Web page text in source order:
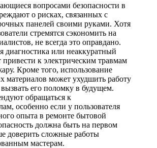
вопросами безопасности в
о рисках, связанных с
панелей своими руками. Хотя
стремятся сэкономить на
не всегда это оправдано.
диагностика или неаккуратный
привести к электрическим травмам
Кроме того, использование
материалов может ухудшить работу
его поломку в будущем.
обращаться к
особенно если у пользователя
опыта в ремонте бытовой
должна быть на первом
доверить сложные работы
мастерам.